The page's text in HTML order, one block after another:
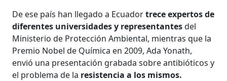
De ese país han llegado a Ecuadortrece expertos de
diferentes universidades y representantesdel
Ministerio de Protección Ambiental, mientras que la
Premio Nobel de Química en 2009, Ada Yonath,
envió una presentación grabada sobre antibióticos y
el problema de la resistencia a los mismos.